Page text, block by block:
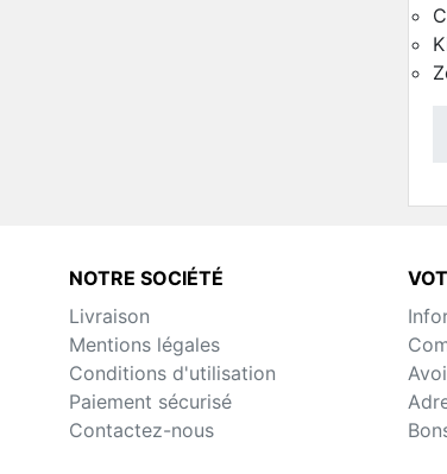
NOTRE SOCIÉTÉ
Livraison
Mentions légales
Conditions d'utilisation
Paiement sécurisé
Contactez-nous